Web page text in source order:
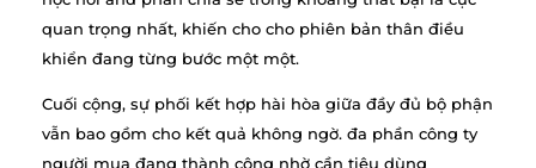
quan trọng nhất, khiến cho cho phiên bản thân điều
khiển đang từng bước một một.
Cuối cộng, sự phối kết hợp hài hòa giữa đầy đủ bộ phận
vẫn bao gồm cho kết quả không ngờ. đa phần công ty
người mua đang thành công nhờ cần tiêu dùng